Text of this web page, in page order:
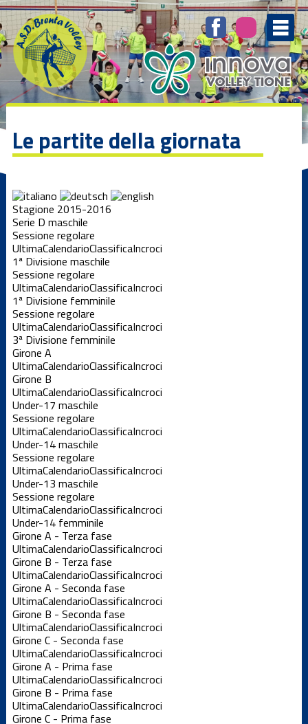
Le partite della giornata
Stagione 2015-2016
Serie D maschile
Sessione regolare
UltimaCalendarioClassificaIncroci
1ª Divisione maschile
Sessione regolare
UltimaCalendarioClassificaIncroci
1ª Divisione femminile
Sessione regolare
UltimaCalendarioClassificaIncroci
3ª Divisione femminile
Girone A
UltimaCalendarioClassificaIncroci
Girone B
UltimaCalendarioClassificaIncroci
Under-17 maschile
Sessione regolare
UltimaCalendarioClassificaIncroci
Under-14 maschile
Sessione regolare
UltimaCalendarioClassificaIncroci
Under-13 maschile
Sessione regolare
UltimaCalendarioClassificaIncroci
Under-14 femminile
Girone A - Terza fase
UltimaCalendarioClassificaIncroci
Girone B - Terza fase
UltimaCalendarioClassificaIncroci
Girone A - Seconda fase
UltimaCalendarioClassificaIncroci
Girone B - Seconda fase
UltimaCalendarioClassificaIncroci
Girone C - Seconda fase
UltimaCalendarioClassificaIncroci
Girone A - Prima fase
UltimaCalendarioClassificaIncroci
Girone B - Prima fase
UltimaCalendarioClassificaIncroci
Girone C - Prima fase